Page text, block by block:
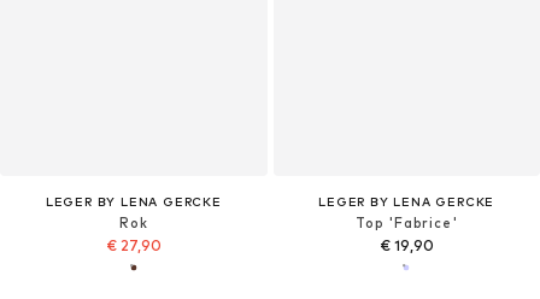
LEGER BY LENA GERCKE
Rok
€ 27,90
LEGER BY LENA GERCKE
Top 'Fabrice'
€ 19,90